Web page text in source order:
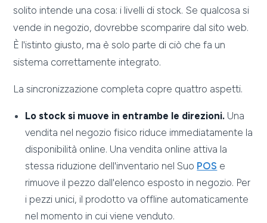
solito intende una cosa: i livelli di stock. Se qualcosa si
vende in negozio, dovrebbe scomparire dal sito web.
È l'istinto giusto, ma è solo parte di ciò che fa un
sistema correttamente integrato.
La sincronizzazione completa copre quattro aspetti.
Lo stock si muove in entrambe le direzioni. Una
vendita nel negozio fisico riduce immediatamente la
disponibilità online. Una vendita online attiva la
stessa riduzione dell'inventario nel Suo POS e
rimuove il pezzo dall'elenco esposto in negozio. Per
i pezzi unici, il prodotto va offline automaticamente
nel momento in cui viene venduto.